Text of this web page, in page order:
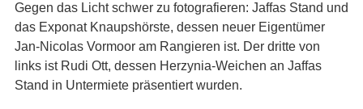
Gegen das Licht schwer zu fotografieren: Jaffas Stand und
das Exponat Knaupshörste, dessen neuer Eigentümer
Jan-Nicolas Vormoor am Rangieren ist. Der dritte von
links ist Rudi Ott, dessen Herzynia-Weichen an Jaffas
Stand in Untermiete präsentiert wurden.